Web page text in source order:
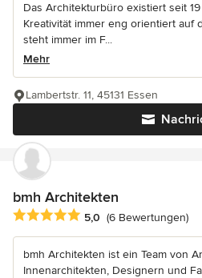
Das Architekturbüro existiert seit
Kreativität immer eng orientiert auf
steht immer im F...
Mehr
Lambertstr. 11, 45131 Essen
bmh Architekten
Durchschnittliche Bewertung: 5
5,0 (6 Bewertungen)
bmh Architekten ist ein Team von
Innenarchitekten, Designern und